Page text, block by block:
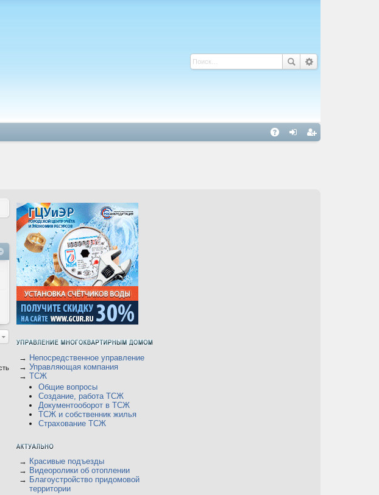
С
→ Непосредственное управление
→ Управляющая компания
→ ТСЖ
Общие вопросы
Создание, работа ТСЖ
Документооборот в ТСЖ
ТСЖ и собственник жилья
Страхование ТСЖ
→ Красивые подъезды
→ Видеоролики об отоплении
→ Благоустройство придомовой
территории